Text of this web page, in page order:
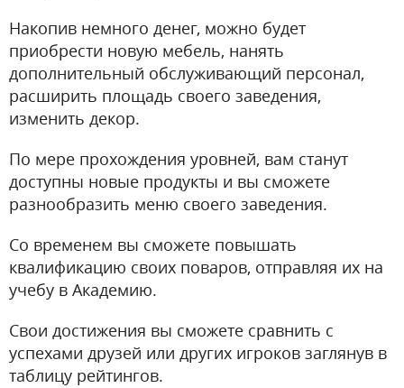
Накопив немного денег, можно будет
приобрести новую мебель, нанять
дополнительный обслуживающий персонал,
расширить площадь своего заведения,
изменить декор.
По мере прохождения уровней, вам станут
доступны новые продукты и вы сможете
разнообразить меню своего заведения.
Со временем вы сможете повышать
квалификацию своих поваров, отправляя их на
учебу в Академию.
Свои достижения вы сможете сравнить с
успехами друзей или других игроков заглянув в
таблицу рейтингов.